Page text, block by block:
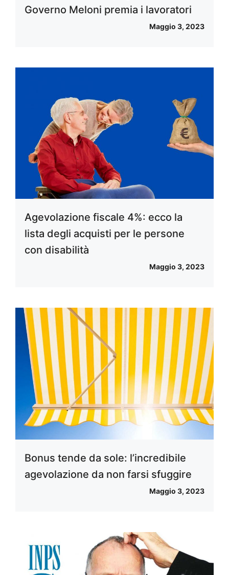
Governo Meloni premia i lavoratori
Maggio 3, 2023
Agevolazione fiscale 4%: ecco la
lista degli acquisti per le persone
con disabilità
Maggio 3, 2023
Bonus tende da sole: l’incredibile
agevolazione da non farsi sfuggire
Maggio 3, 2023